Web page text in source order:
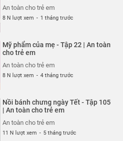
26 N lượt xem
toàn cho trẻ em
An toàn cho trẻ em
26 N lượt xem
An toàn cho trẻ em
26 N lượt xem
An toàn cho trẻ em
8 N lượt xem - 1 tháng trước
Mỹ phẩm của mẹ - Tập 22 | An toàn
cho trẻ em
An toàn cho trẻ em
8 N lượt xem - 4 tháng trước
Nồi bánh chưng ngày Tết - Tập 105
| An toàn cho trẻ em
An toàn cho trẻ em
11 N lượt xem - 5 tháng trước